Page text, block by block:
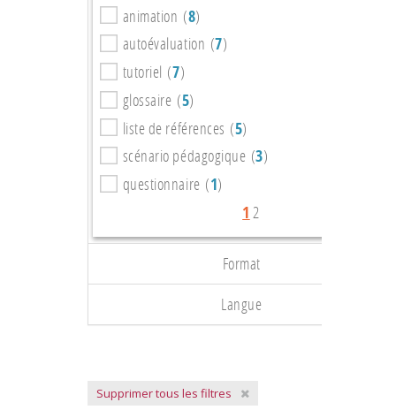
animation (8)
autoévaluation (7)
tutoriel (7)
glossaire (5)
liste de références (5)
scénario pédagogique (3)
questionnaire (1)
1 2
Format
Langue
Supprimer tous les filtres